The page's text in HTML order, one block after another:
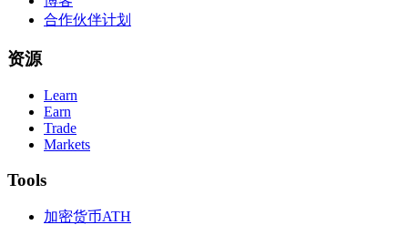
合作伙伴计划
资源
Learn
Earn
Trade
Markets
Tools
加密货币ATH